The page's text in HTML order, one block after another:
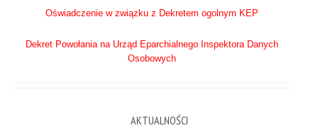
Oświadczenie w związku z Dekretem ogolnym KEP
Dekret Powołania na Urząd Eparchialnego Inspektora Danych
Osobowych
AKTUALNOŚCI